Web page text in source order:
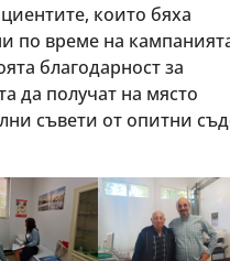
които бяха
по време на
благодарност за
да получат на място
съвети от опитни